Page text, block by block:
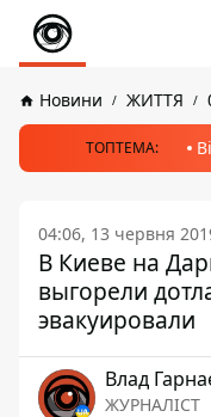
Новини ЖИТТЯ
ТОПТЕМА:
04:06, 13 червня
В Киеве на
выгорели
эвакуировали
Влад
ЖУРНАЛІСТ